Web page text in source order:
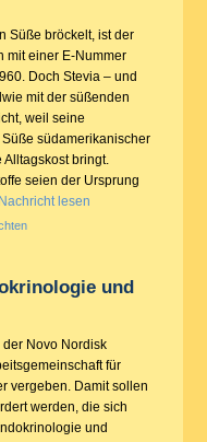
Süße bröckelt, ist der
mit einer E-Nummer
Doch Stevia – und
mit der süßenden
weil seine
südamerikanischer
Alltagskost bringt.
seien der Ursprung
Nachricht lesen
und
Novo Nordisk
für
vergeben. Damit sollen
werden, die sich
und